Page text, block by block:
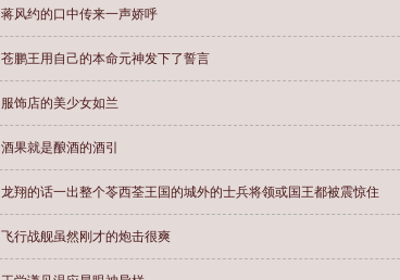
蒋风约的口中传来一声娇呼
苍鹏王用自己的本命元神发下了誓言
服饰店的美少女如兰
酒果就是酿酒的酒引
龙翔的话一出整个苓西荃王国的城外的士兵将领或国王都被震惊住
飞行战舰虽然刚才的炮击很爽